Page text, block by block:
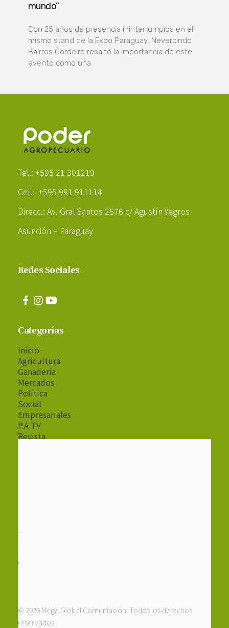
mundo”
Con 25 años de presencia ininterrumpida en el
mismo stand de la Expo Paraguay, Nevercindo
Bairros Cordeiro resaltó la importancia de este
evento como una
Tel.: +595 21 301219
Cel.: +595 981 911114
Direcc.: Av. Gral Santos 2576 c/ Agustín Yegros
Asunción – Paraguay
Redes Sociales
Categorías
Inicio
Agricultura
Ganadería
Mercados
Política
Social
Empresariales
P.A TV
Revista
© 2026 Mega Global Comuniación. Todos los derechos
reservados.